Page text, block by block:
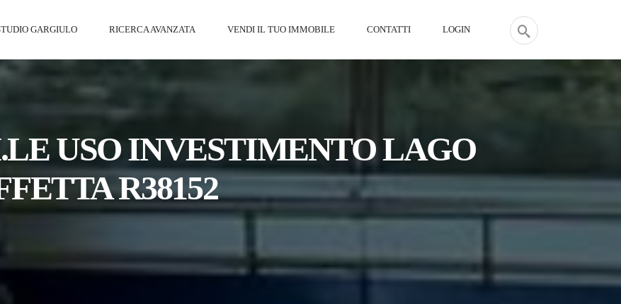
GARGIULO RICERCA AVANZATA VENDI IL TUO IMMOBILE CONTATTI LOGIN
USO INVESTIMENTO LAGO
R38152